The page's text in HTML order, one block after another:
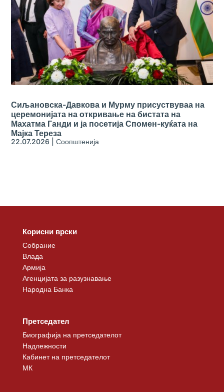
Сиљановска-Давкова и Мурму присуствуваа на
церемонијата на откривање на бистата на
Махатма Ганди и ја посетија Спомен-куќата на
Мајка Тереза
22.07.2026 |Соопштенија
Корисни врски
Собрание
Влада
Армија
Агенцијата за разузнавање
Народна Банка
Претседател
Биографија на претседателот
Надлежности
Кабинет на претседателот
МК